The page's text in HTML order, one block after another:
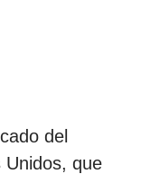
del
Unidos, que